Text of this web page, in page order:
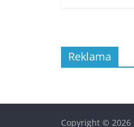
Reklama
Copyright © 2026